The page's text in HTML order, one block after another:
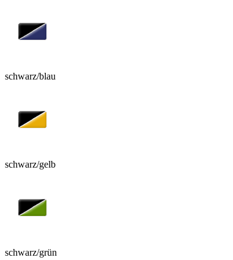
schwarz/blau
schwarz/gelb
schwarz/grün